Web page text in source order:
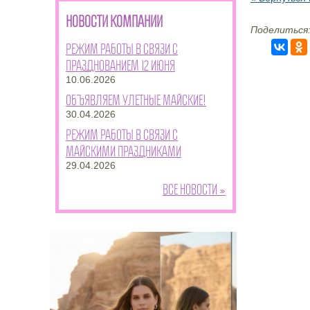
НОВОСТИ КОМПАНИИ
Режим работы в связи с
празднованием 12 июня
10.06.2026
Объявляем улетные майские!
30.04.2026
Режим работы в связи с
майскими праздниками
29.04.2026
Все новости »
Поделиться: